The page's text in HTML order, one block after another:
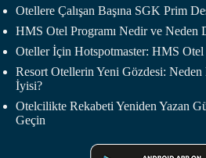
Otellere Çalışan Başına SGK Prim
HMS Otel Programı Nedir ve Neden
Oteller İçin Hotspotmaster: HMS Otel
Resort Otellerin Yeni Gözdesi:
İyisi?
Otelcilikte Rekabeti Yeniden Yazan
Geçin